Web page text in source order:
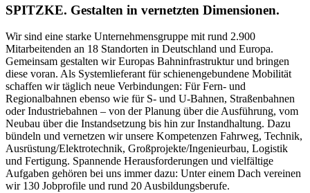
SPITZKE. Gestalten in vernetzten Dimensionen.
Wir sind eine starke Unternehmensgruppe mit rund 2.900
Mitarbeitenden an 18 Standorten in Deutschland und Europa.
Gemeinsam gestalten wir Europas Bahninfrastruktur und bringen
diese voran. Als Systemlieferant für schienengebundene Mobilität
schaffen wir täglich neue Verbindungen: Für Fern- und
Regionalbahnen ebenso wie für S- und U-Bahnen, Straßenbahnen
oder Industriebahnen – von der Planung über die Ausführung, vom
Neubau über die Instandsetzung bis hin zur Instandhaltung. Dazu
bündeln und vernetzen wir unsere Kompetenzen Fahrweg, Technik,
Ausrüstung/​Elektrotechnik, Großprojekte/​Ingenieurbau, Logistik
und Fertigung. Spannende Herausforderungen und vielfältige
Aufgaben gehören bei uns immer dazu: Unter einem Dach vereinen
wir 130 Jobprofile und rund 20 Ausbildungsberufe.